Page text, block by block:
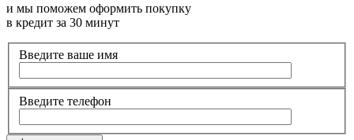
и мы поможем оформить покупку
в кредит за 30 минут
Введите ваше имя
Введите телефон